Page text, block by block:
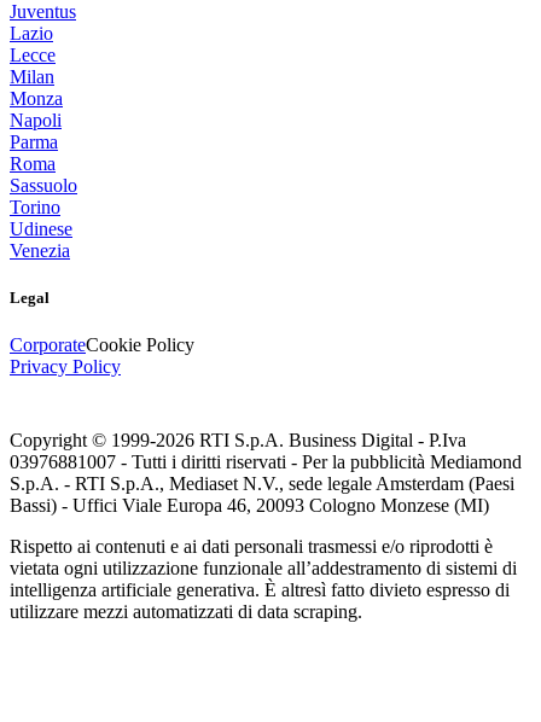
Juventus
Lazio
Lecce
Milan
Monza
Napoli
Parma
Roma
Sassuolo
Torino
Udinese
Venezia
Legal
CorporateCookie Policy
Privacy Policy
Copyright © 1999-2026 RTI S.p.A. Business Digital - P.Iva
03976881007 - Tutti i diritti riservati - Per la pubblicità Mediamond
S.p.A. - RTI S.p.A., Mediaset N.V., sede legale Amsterdam (Paesi
Bassi) - Uffici Viale Europa 46, 20093 Cologno Monzese (MI)
Rispetto ai contenuti e ai dati personali trasmessi e/o riprodotti è
vietata ogni utilizzazione funzionale all’addestramento di sistemi di
intelligenza artificiale generativa. È altresì fatto divieto espresso di
utilizzare mezzi automatizzati di data scraping.